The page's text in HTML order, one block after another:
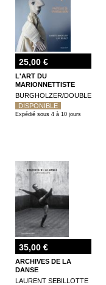
25,00 €
L'ART DU
MARIONNETTISTE
BURGHOLZER/DOUBLET
DISPONIBLE
Expédié sous 4 à 10 jours
35,00 €
ARCHIVES DE LA
DANSE
LAURENT SEBILLOTTE